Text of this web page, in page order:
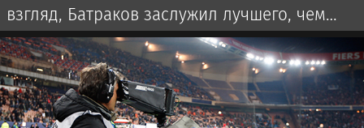
взгляд, Батраков заслужил лучшего, чем
чемпионат Турции